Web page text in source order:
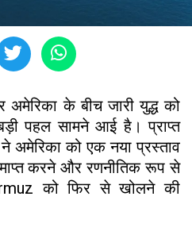
अमेरिका के बीच जारी युद्ध को
पहल सामने आई है। प्राप्त
अमेरिका को एक नया प्रस्ताव
करने और रणनीतिक रूप से
को फिर से खोलने की